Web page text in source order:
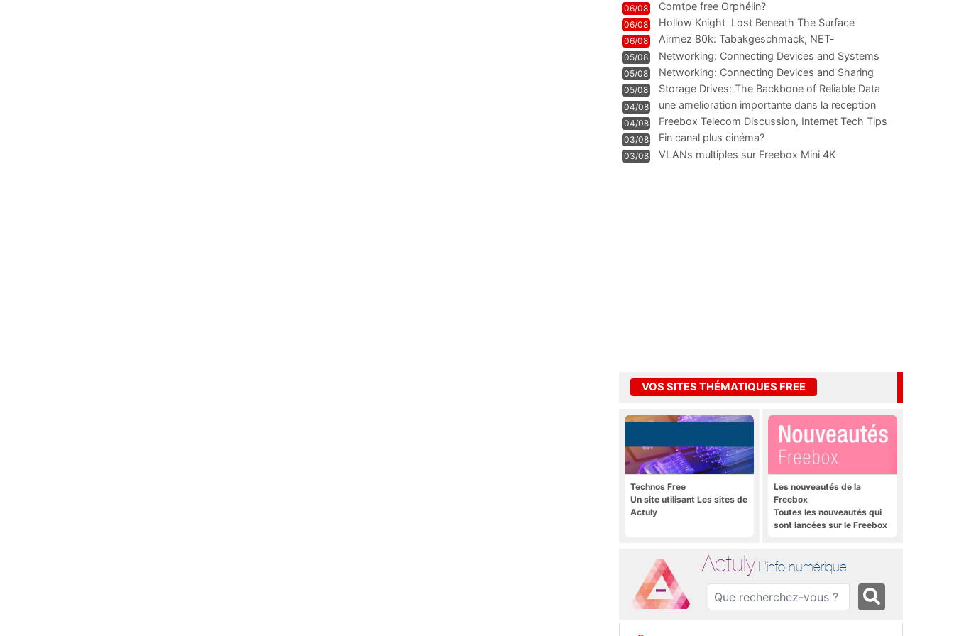
06/08 Comtpe free Orphélin?
06/08 Hollow Knight  Lost Beneath The Surface
06/08
Airmez 80k: Tabakgeschmack, NET-
Technologie und Leistung im
05/08 Networking: Connecting Devices and Systems
05/08
Networking: Connecting Devices and Sharing
Information
05/08
Storage Drives: The Backbone of Reliable Data
Management
04/08
une amelioration importante dans la reception
WIFI
04/08
Freebox Telecom Discussion, Internet Tech Tips
Communi
03/08 Fin canal plus cinéma?
03/08 VLANs multiples sur Freebox Mini 4K
VOS SITES THÉMATIQUES FREE
Technos Free
Un site utilisant Les sites de
Actuly
Les nouveautés de la
Freebox
Toutes les nouveautés qui
sont lancées sur le Freebox
Actuly L'info numérique